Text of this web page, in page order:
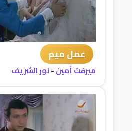
عمل ميم
ميرفت أمين-نور الشريف